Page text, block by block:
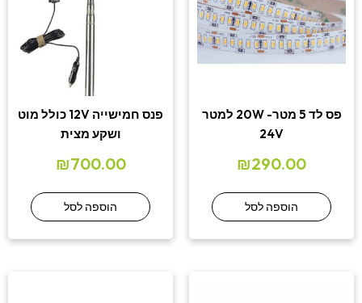
פס לד 5 מטר- 20W למטר
24V
₪290.00
הוספה לסל
פנס חמישייה 12V כולל מוט
ושקע מצית
₪700.00
הוספה לסל